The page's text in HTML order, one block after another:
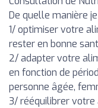
De quelle manière
1/ optimiser votre
rester en bonne
2/ adapter votre
en fonction de
personne âgée,
3/ rééquilibrer votre